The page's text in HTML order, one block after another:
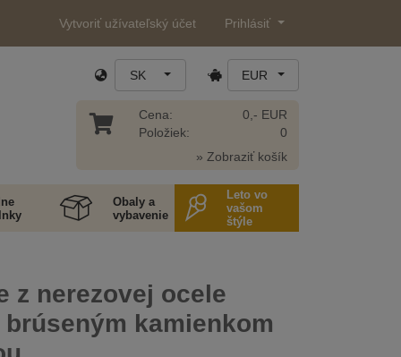
Vytvoriť užívateľský účet Prihlásiť
SK EUR
Cena:
Položiek:
0,- EUR
0
» Zobraziť košík
Obaly a
vybavenie
Leto vo
vašom
štýle
z nerezovej ocele
kamienkom